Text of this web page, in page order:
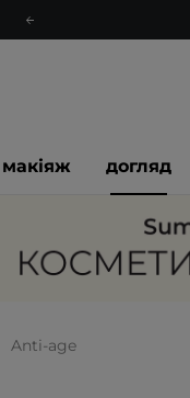
макіяж догляд
Anti-age